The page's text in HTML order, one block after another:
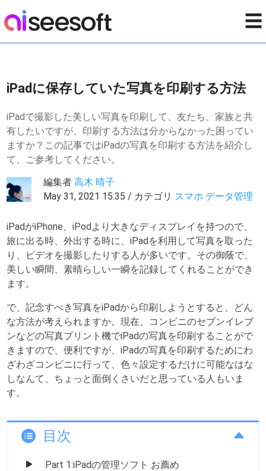
☰
iPadに保存していた写真を印刷する方法
iPadで撮影した美しい写真を印刷して、友たち、家族と共
有したいですが、印刷する方法は分からなかった困ってい
ますか？この記事ではiPadの写真を印刷する方法を紹介し
て、ご参考してください。
編集者高木 晴子
May 31, 2021 15:35 / カテゴリ スマホ データ管理
iPadがiPhone、iPodより大きなディスプレイを持つので、
旅に出る時、外出する時に、iPadを利用して写真を取った
り、ビデオを撮影したりする人が多いです。その御蔭で、
美しい瞬間、素晴らしい一瞬を記録してくれることができ
ます。
で、記念すべき写真をiPadから印刷しようとすると、どん
な方法が考えられますか。現在、コンビニのセブンイレブ
ンなどの写真プリント機でiPadの写真を印刷することがで
きますので、便利ですが、iPadの写真を印刷するためにわ
ざわざコンビニに行って、色々設定するだけに可能なはな
しなんて、ちょっと面倒くさいだと思っている人もいま
す。
目次
Part 1:iPadの管理ソフト お薦め